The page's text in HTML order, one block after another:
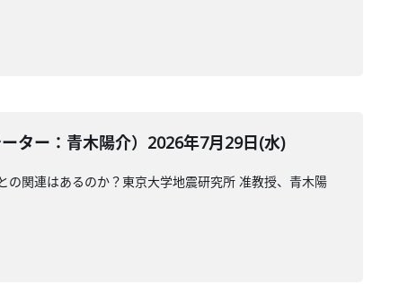
ター：青木陽介）2026年7月29日(水)
関連はあるのか？東京大学地震研究所 准教授、青木陽